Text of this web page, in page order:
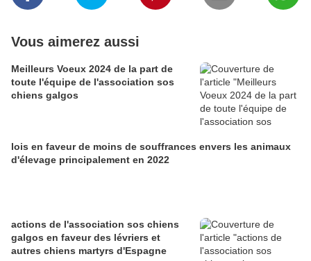
Vous aimerez aussi
Meilleurs Voeux 2024 de la part de
toute l'équipe de l'association sos
chiens galgos
lois en faveur de moins de souffrances envers les animaux
d'élevage principalement en 2022
actions de l'association sos chiens
galgos en faveur des lévriers et
autres chiens martyrs d'Espagne